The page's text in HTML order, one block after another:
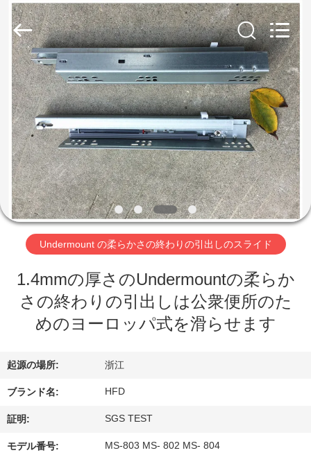
家
プ
ロ
ダ
ク
ビ
私
達
に
2018
2026
PingHu
HongFengDa
Hardware
Factory.
Rights
Reserved.
Undermount の柔らかさの終わりの引出しのスライド
1.4mmの厚さのUndermountの柔らか
さの終わりの引出しは公衆便所のた
めのヨーロッパ式を滑らせます
起源の場所: 浙江
ブランド名: HFD
証明: SGS TEST
モデル番号: MS-803 MS- 802 MS- 804